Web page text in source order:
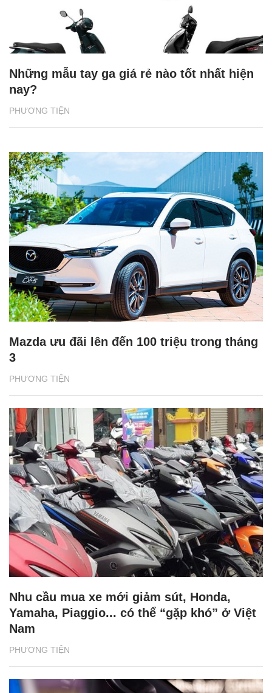
PHƯƠNG TIỆN
Những mẫu tay ga giá rẻ nào tốt nhất hiện
nay?
PHƯƠNG TIỆN
Mazda ưu đãi lên đến 100 triệu trong tháng
3
PHƯƠNG TIỆN
Nhu cầu mua xe mới giảm sút, Honda,
Yamaha, Piaggio... có thể “gặp khó” ở Việt
Nam